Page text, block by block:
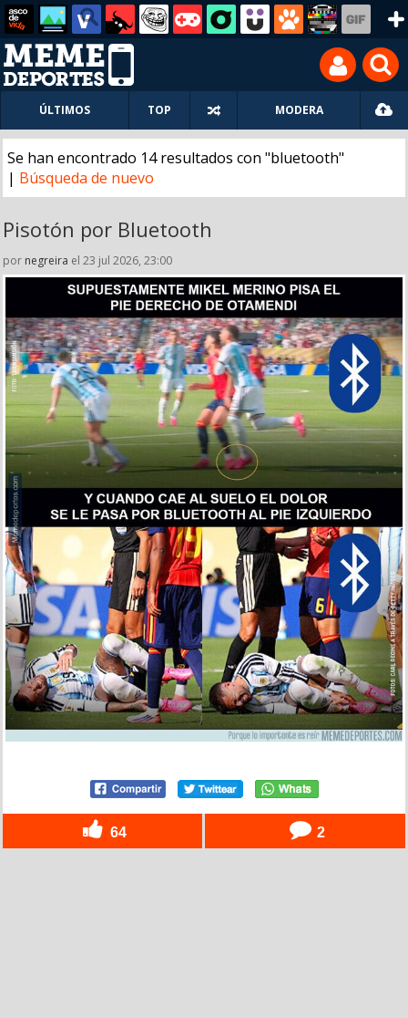
ÚLTIMOS TOP MODERA
Se han encontrado 14 resultados con "bluetooth"
| Búsqueda de nuevo
Pisotón por Bluetooth
por negreira el 23 jul 2026, 23:00
64 2